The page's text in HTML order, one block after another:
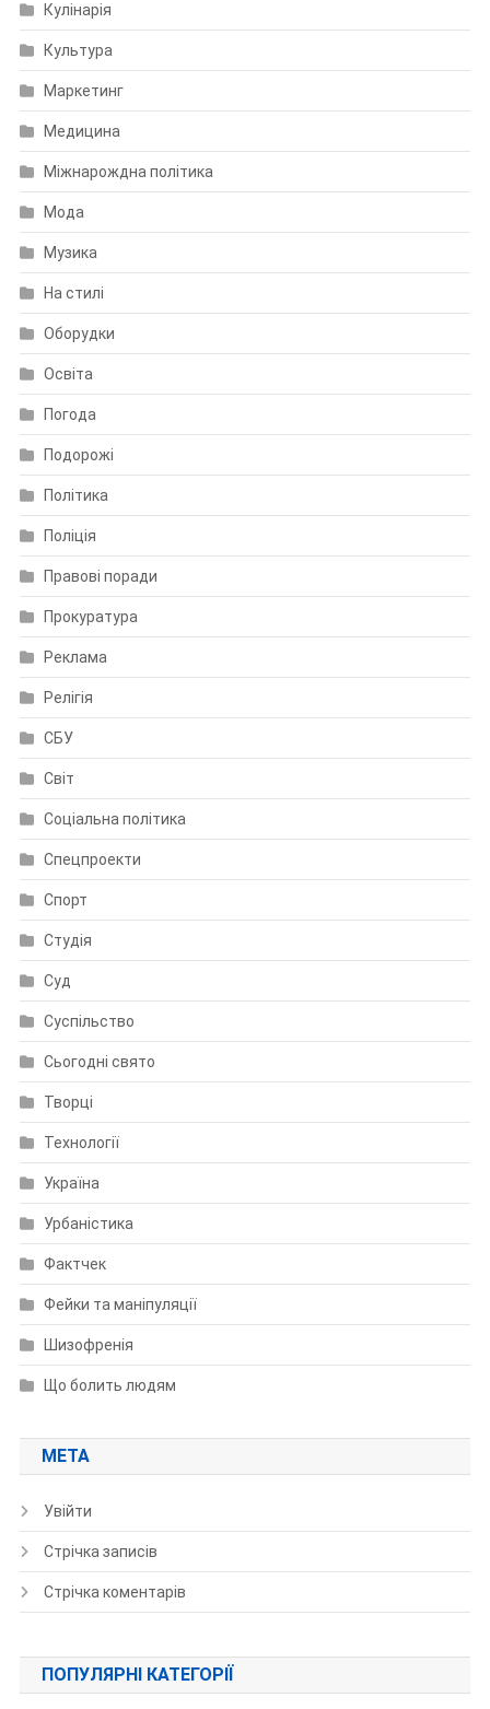
Кулінарія
Культура
Маркетинг
Медицина
Міжнарождна політика
Мода
Музика
На стилі
Оборудки
Освіта
Погода
Подорожі
Політика
Поліція
Правові поради
Прокуратура
Реклама
Релігія
СБУ
Світ
Соціальна політика
Спецпроекти
Спорт
Студія
Суд
Суспільство
Сьогодні свято
Творці
Технології
Україна
Урбаністика
Фактчек
Фейки та маніпуляції
Шизофренія
Що болить людям
МЕТА
Увійти
Стрічка записів
Стрічка коментарів
ПОПУЛЯРНІ КАТЕГОРІЇ